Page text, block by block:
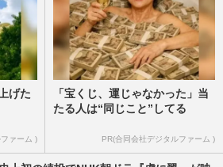
げた
ァーム )
「宝くじ、運じゃなかった」当
たる人は“同じこと”してる
PR(合同会社デジタルファーム )